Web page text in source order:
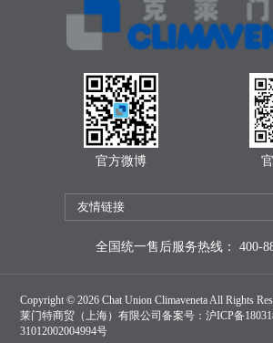
官方微博
全国统一售后服务热线： 400-
Copyright © 2026 Chat Union Climaveneta All Rights
莱门特商贸（上海）有限公司备案号：沪ICP备
31012002004994号